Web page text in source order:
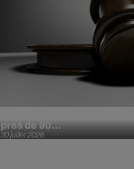
30 juillet 2026
près de 90...